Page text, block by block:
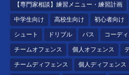
【専門家相談】練習メニュー・練習計画
中学生向け 高校生向け 初心者向け
シュート ドリブル パス コーデ
チームオフェンス 個人オフェンス
チームディフェンス 個人ディフェンス